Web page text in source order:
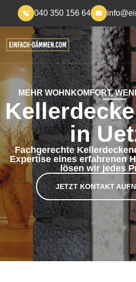
040 350 156 64
MEHR WOHNKOMFORT,
in
Fachgerechte
Expertise eines erfahrenen
lösen wir jedes
JETZT KONTAKT